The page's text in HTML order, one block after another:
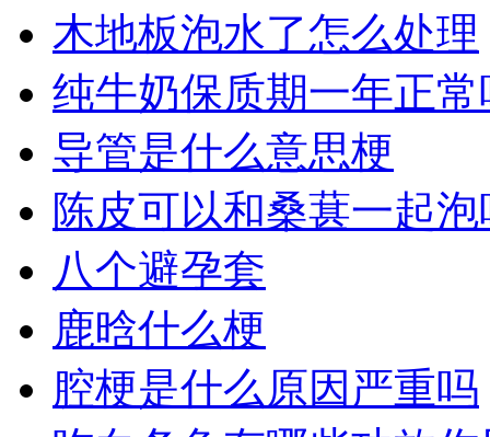
木地板泡水了怎么处理
纯牛奶保质期一年正常
导管是什么意思梗
陈皮可以和桑葚一起泡
八个避孕套
鹿晗什么梗
腔梗是什么原因严重吗